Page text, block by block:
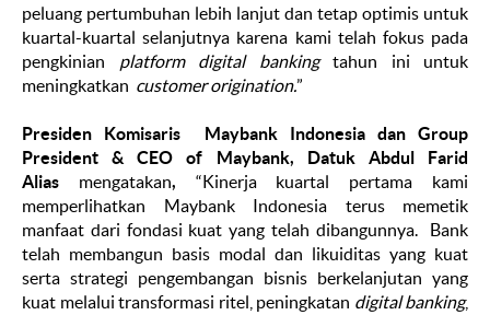
peluang pertumbuhan lebih lanjut dan tetap optimis untuk
kuartal-kuartal selanjutnya karena kami telah fokus pada
pengkinian platform digital bankingtahun ini untuk
meningkatkan customer origination.”
Presiden Komisaris Maybank Indonesia dan Group
President & CEO of Maybank, Datuk Abdul Farid
Alias mengatakan, “Kinerja kuartal pertama kami
memperlihatkan Maybank Indonesia terus memetik
manfaat dari fondasi kuat yang telah dibangunnya. Bank
telah membangun basis modal dan likuiditas yang kuat
serta strategi pengembangan bisnis berkelanjutan yang
kuat melalui transformasi ritel, peningkatan digital banking,